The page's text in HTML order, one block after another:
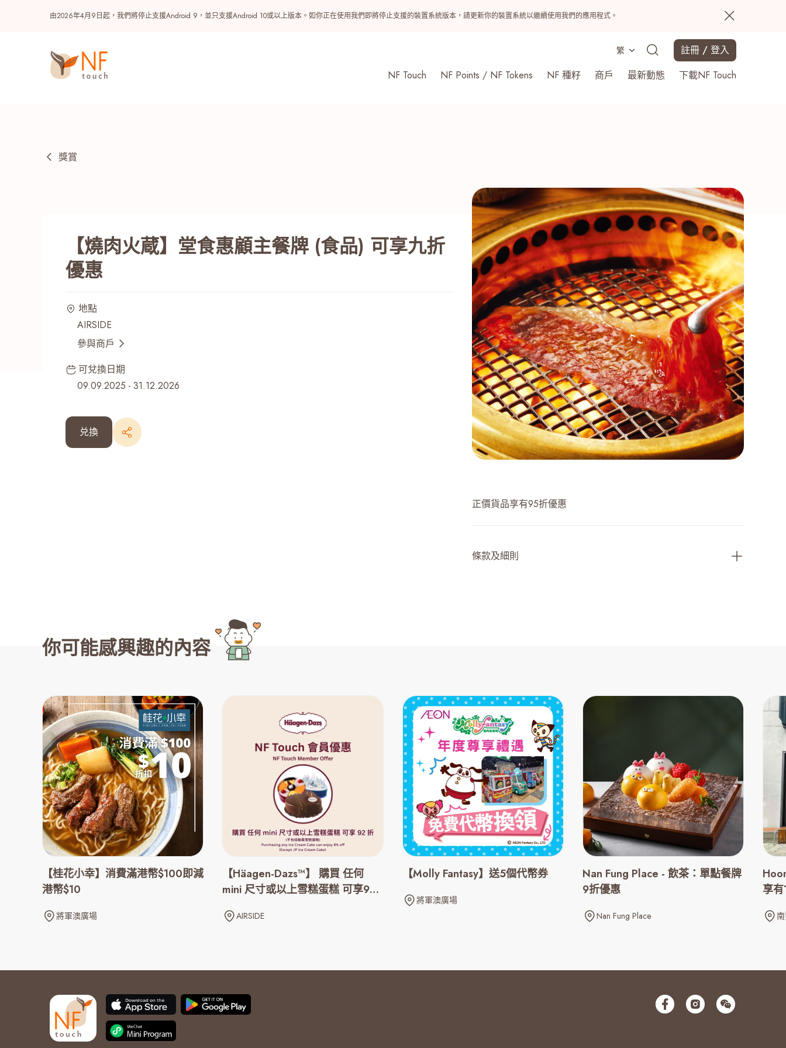
由2026年4月9日起，我們將停止支援Android 9，並只支援Android 10或以上版本。如你正在使用我們即將停止支援的裝置系統版本，請更新你的裝置系統以繼續使用我們的應用程式。
繁
註冊 / 登入
NF Touch
NF Points / NF Tokens NF 種籽 商戶 最新動態 下載NF Touch
NF 種籽 NF Points AIRSIDE 獎賞
最近搜尋紀錄
獎賞
【燒肉火蔵】堂食惠顧主餐牌 (食品) 可享九折
優惠
地點
AIRSIDE
參與商戶
可兌換日期
09.09.2025 - 31.12.2026
兑換
正價貨品享有95折優惠
條款及細則
你可能感興趣的內容
【桂花小幸】消費滿港幣$100即減
港幣$10
將軍澳廣場
【Häagen-Dazs™】 購買 任何
mini 尺寸或以上雪糕蛋糕 可享92
AIRSIDE
【Molly Fantasy】送5個代幣券
將軍澳廣場
Nan Fung Place - 飲茶：單點餐牌
9折優惠
Nan Fung Place
享